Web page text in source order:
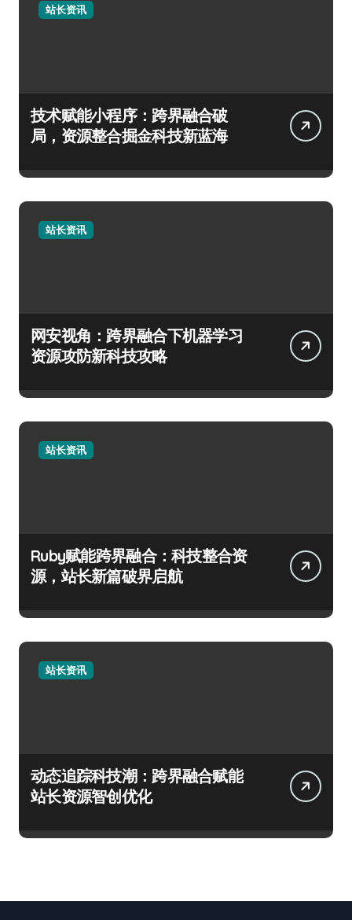
站长资讯
技术赋能小程序：跨界融合破
局，资源整合掘金科技新蓝海
站长资讯
网安视角：跨界融合下机器学习
资源攻防新科技攻略
站长资讯
Ruby赋能跨界融合：科技整合资
源，站长新篇破界启航
站长资讯
动态追踪科技潮：跨界融合赋能
站长资源智创优化